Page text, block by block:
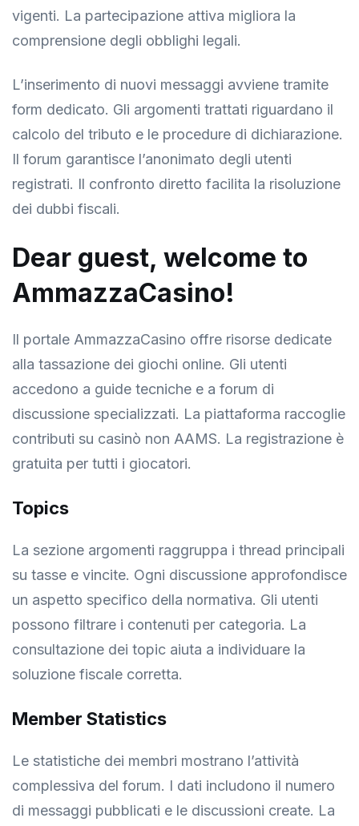
vigenti. La partecipazione attiva migliora la
comprensione degli obblighi legali.
L’inserimento di nuovi messaggi avviene tramite
form dedicato. Gli argomenti trattati riguardano il
calcolo del tributo e le procedure di dichiarazione.
Il forum garantisce l’anonimato degli utenti
registrati. Il confronto diretto facilita la risoluzione
dei dubbi fiscali.
Dear guest, welcome to
AmmazzaCasino!
Il portale AmmazzaCasino offre risorse dedicate
alla tassazione dei giochi online. Gli utenti
accedono a guide tecniche e a forum di
discussione specializzati. La piattaforma raccoglie
contributi su casinò non AAMS. La registrazione è
gratuita per tutti i giocatori.
Topics
La sezione argomenti raggruppa i thread principali
su tasse e vincite. Ogni discussione approfondisce
un aspetto specifico della normativa. Gli utenti
possono filtrare i contenuti per categoria. La
consultazione dei topic aiuta a individuare la
soluzione fiscale corretta.
Member Statistics
Le statistiche dei membri mostrano l’attività
complessiva del forum. I dati includono il numero
di messaggi pubblicati e le discussioni create. La